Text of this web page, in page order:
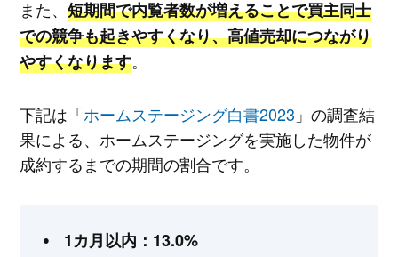
また、 短期間で内覧者数が増えることで買主同士
での競争も起きやすくなり、高値売却につながり
やすくなります。
下記は「ホームステージング白書2023 」の調査結
果による、ホームステージングを実施した物件が
成約するまでの期間の割合です。
1カ月以内：13.0%